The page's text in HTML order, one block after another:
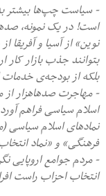
- سیاست چپ‌ها بیشتر
است! در یک نمونه،
نوین» از آسیا و
بتوانند جذب بازار کار
بلکه از بودجه‌ی
- مهاجرت صدهاهزار از
اسلام سیاسی فراهم آورد
نمادهای اسلام سیاسی
فرهنگی» و «نماد
- مردم جوامع اروپایی
انتخاب احزاب راست